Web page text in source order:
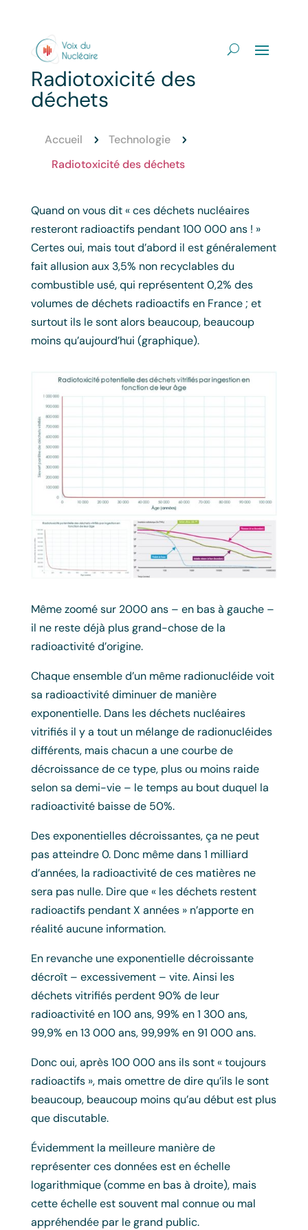
Radiotoxicité des
déchets
Accueil 5 Technologie 5
Radiotoxicité des déchets
Quand on vous dit « ces déchets nucléaires
resteront radioactifs pendant 100 000 ans ! »
Certes oui, mais tout d’abord il est généralement
fait allusion aux 3,5% non recyclables du
combustible usé, qui représentent 0,2% des
volumes de déchets radioactifs en France ; et
surtout ils le sont alors beaucoup, beaucoup
moins qu’aujourd’hui (graphique).
Même zoomé sur 2000 ans – en bas à gauche –
il ne reste déjà plus grand-chose de la
radioactivité d’origine.
Chaque ensemble d’un même radionucléide voit
sa radioactivité diminuer de manière
exponentielle. Dans les déchets nucléaires
vitrifiés il y a tout un mélange de radionucléides
différents, mais chacun a une courbe de
décroissance de ce type, plus ou moins raide
selon sa demi-vie – le temps au bout duquel la
radioactivité baisse de 50%.
Des exponentielles décroissantes, ça ne peut
pas atteindre 0. Donc même dans 1 milliard
d’années, la radioactivité de ces matières ne
sera pas nulle. Dire que « les déchets restent
radioactifs pendant X années » n’apporte en
réalité aucune information.
En revanche une exponentielle décroissante
décroît – excessivement – vite. Ainsi les
déchets vitrifiés perdent 90% de leur
radioactivité en 100 ans, 99% en 1 300 ans,
99,9% en 13 000 ans, 99,99% en 91 000 ans.
Donc oui, après 100 000 ans ils sont « toujours
radioactifs », mais omettre de dire qu’ils le sont
beaucoup, beaucoup moins qu’au début est plus
que discutable.
Évidemment la meilleure manière de
représenter ces données est en échelle
logarithmique (comme en bas à droite), mais
cette échelle est souvent mal connue ou mal
appréhendée par le grand public.